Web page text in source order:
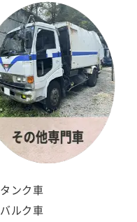
タンク車
バルク車